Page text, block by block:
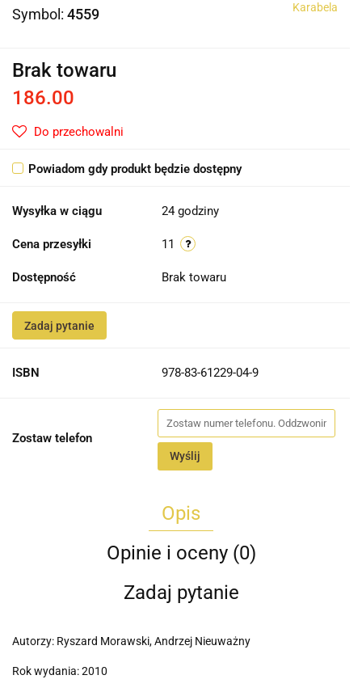
Symbol: 4559 Karabela
Brak towaru
186.00
Do przechowalni
Powiadom gdy produkt będzie dostępny
Wysyłka w ciągu 24 godziny
Cena przesyłki 11
Dostępność Brak towaru
Zadaj pytanie
ISBN 978-83-61229-04-9
Zostaw telefon
Wyślij
Opis
Opinie i oceny (0)
Zadaj pytanie
Autorzy: Ryszard Morawski, Andrzej Nieuważny
Rok wydania: 2010